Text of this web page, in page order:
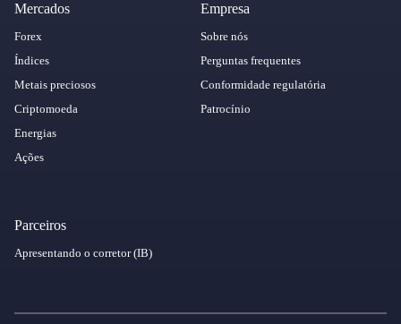
Mercados
Forex
Índices
Metais preciosos
Criptomoeda
Energias
Ações
Empresa
Sobre nós
Perguntas frequentes
Conformidade regulatória
Patrocínio
Parceiros
Apresentando o corretor (IB)